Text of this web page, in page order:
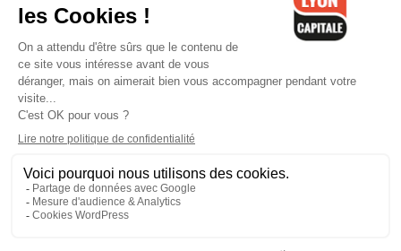
Contactez-nous-Mentions légales-CGV-Politique de
confidentialité-Gestion des cookies